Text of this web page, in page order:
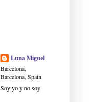
Luna Miguel
Barcelona,
Barcelona, Spain
Soy yo y no soy